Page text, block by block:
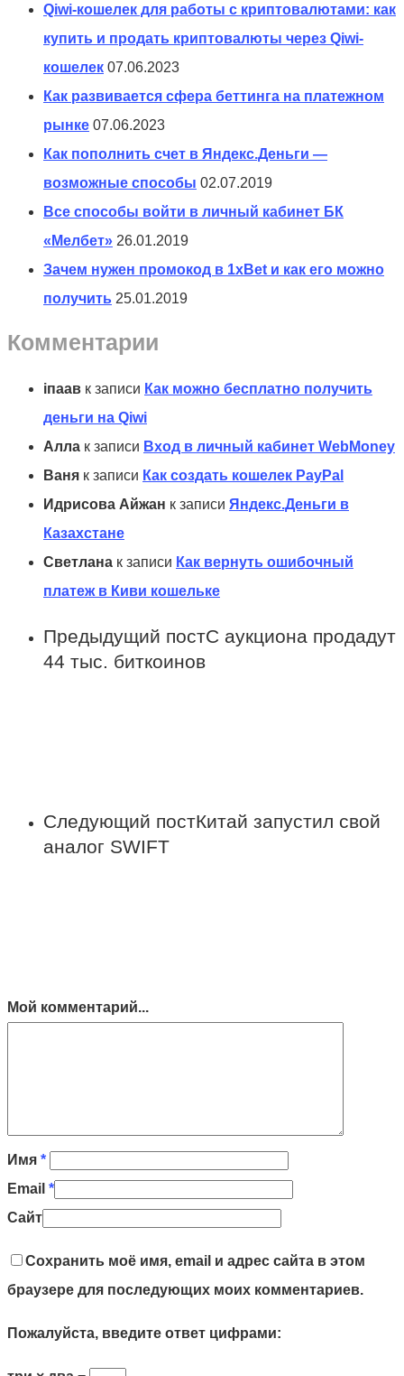
Qiwi-кошелек для работы с криптовалютами: как
купить и продать криптовалюты через Qiwi-
кошелек 07.06.2023
Как развивается сфера беттинга на платежном
рынке 07.06.2023
Как пополнить счет в Яндекс.Деньги —
возможные способы 02.07.2019
Все способы войти в личный кабинет БК
«Мелбет» 26.01.2019
Зачем нужен промокод в 1xBet и как его можно
получить 25.01.2019
Комментарии
іпаав к записи Как можно бесплатно получить
деньги на Qiwi
Алла к записи Вход в личный кабинет WebMoney
Ваня к записи Как создать кошелек PayPal
Идрисова Айжан к записи Яндекс.Деньги в
Казахстане
Светлана к записи Как вернуть ошибочный
платеж в Киви кошельке
Предыдущий постС аукциона продадут
44 тыс. биткоинов
Следующий постКитай запустил свой
аналог SWIFT
Мой комментарий...
Имя *
Email *
Сайт
Сохранить моё имя, email и адрес сайта в этом
браузере для последующих моих комментариев.
Пожалуйста, введите ответ цифрами: